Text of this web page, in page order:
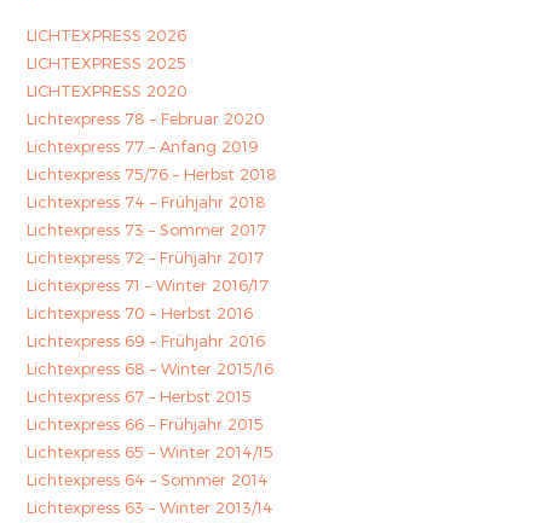
LICHTEXPRESS 2026
LICHTEXPRESS 2025
LICHTEXPRESS 2020
Lichtexpress 78 – Februar 2020
Lichtexpress 77 – Anfang 2019
Lichtexpress 75/76 – Herbst 2018
Lichtexpress 74 – Frühjahr 2018
Lichtexpress 73 – Sommer 2017
Lichtexpress 72 – Frühjahr 2017
Lichtexpress 71 – Winter 2016/17
Lichtexpress 70 – Herbst 2016
Lichtexpress 69 – Frühjahr 2016
Lichtexpress 68 – Winter 2015/16
Lichtexpress 67 – Herbst 2015
Lichtexpress 66 – Frühjahr 2015
Lichtexpress 65 – Winter 2014/15
Lichtexpress 64 – Sommer 2014
Lichtexpress 63 – Winter 2013/14